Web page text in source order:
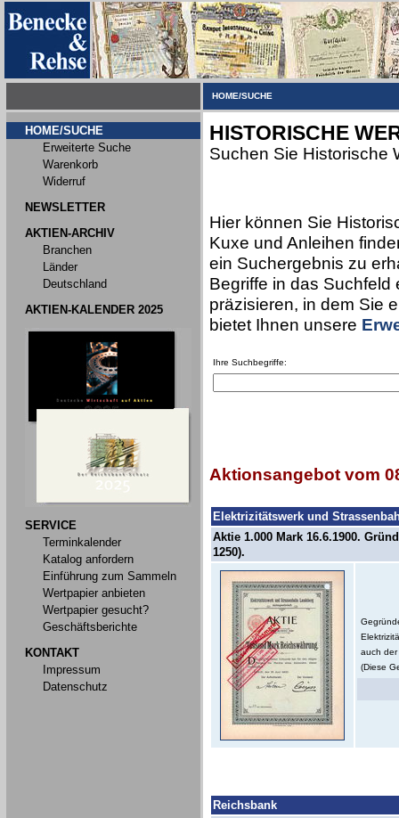
HOME/SUCHE
HOME/SUCHE
Erweiterte Suche
Warenkorb
Widerruf
NEWSLETTER
AKTIEN-ARCHIV
Branchen
Länder
Deutschland
AKTIEN-KALENDER 2025
SERVICE
Terminkalender
Katalog anfordern
Einführung zum Sammeln
Wertpapier anbieten
Wertpapier gesucht?
Geschäftsberichte
KONTAKT
Impressum
Datenschutz
HISTORISCHE
Suchen Sie Historische
Hier können Sie
Kuxe und Anleihen
ein Suchergebnis zu
Begriffe in das
präzisieren, in dem Sie
bietet Ihnen unsere
Ihre Suchbegriffe:
Aktionsangebot vom
Elektrizitätswerk und
Aktie 1.000 Mark 16.6.1900.
1250).
auch der
(Diese
Reichsbank